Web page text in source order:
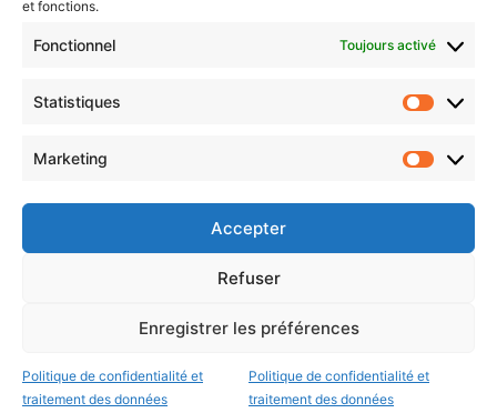
et fonctions.
Fonctionnel Toujours activé
Statistiques
Marketing
Accepter
Refuser
Enregistrer les préférences
Politique de confidentialité et
traitement des données
Politique de confidentialité et
traitement des données
Choisissez : matin, soir ou hebdo ?
votre
Metz Plage